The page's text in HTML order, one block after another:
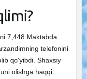
7,448 Maktabda
telefonini
qo‘yibdi. Shaxsiy
uni olishga haqqi